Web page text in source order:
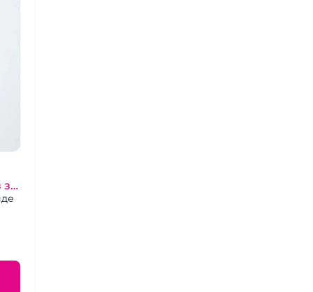
за